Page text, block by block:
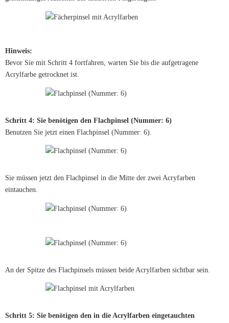
Hinweis:
Bevor Sie mit Schritt 4 fortfahren, warten Sie bis die aufgetragene
Acrylfarbe getrocknet ist.
Schritt 4: Sie benötigen den Flachpinsel (Nummer: 6)
Benutzen Sie jetzt einen Flachpinsel (Nummer: 6).
Sie müssen jetzt den Flachpinsel in die Mitte der zwei Acryfarben
eintauchen.
An der Spitze des Flachpinsels müssen beide Acrylfarben sichtbar sein.
Schritt 5: Sie benötigen den in die Acrylfarben eingetauchten